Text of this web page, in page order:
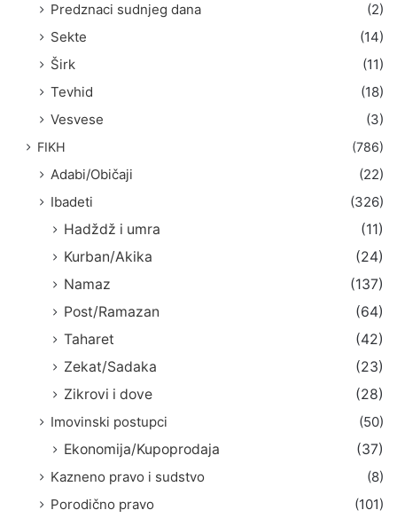
Predznaci sudnjeg dana
(2)
Sekte
(14)
Širk
(11)
Tevhid
(18)
Vesvese
(3)
FIKH (786)
Adabi/Običaji
(22)
Ibadeti
(326)
Hadždž i umra
(11)
Kurban/Akika
(24)
Namaz
(137)
Post/Ramazan
(64)
Taharet
(42)
Zekat/Sadaka
(23)
Zikrovi i dove
(28)
Imovinski postupci
(50)
Ekonomija/Kupoprodaja
(37)
Kazneno pravo i sudstvo
(8)
Porodično pravo
(101)